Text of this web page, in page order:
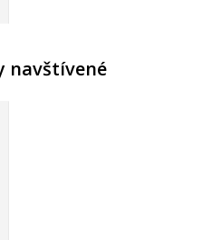
navštívené